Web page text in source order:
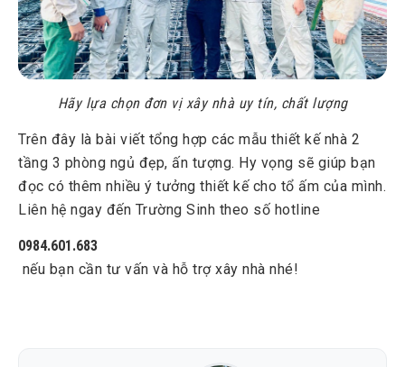
Hãy lựa chọn đơn vị xây nhà uy tín, chất lượng
Trên đây là bài viết tổng hợp các mẫu thiết kế nhà 2
tầng 3 phòng ngủ đẹp, ấn tượng. Hy vọng sẽ giúp bạn
đọc có thêm nhiều ý tưởng thiết kế cho tổ ấm của mình.
Liên hệ ngay đến Trường Sinh theo số hotline
0984.601.683
nếu bạn cần tư vấn và hỗ trợ xây nhà nhé!